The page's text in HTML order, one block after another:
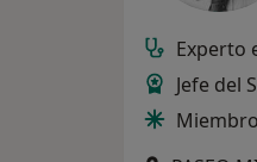
Experto
Jefe del